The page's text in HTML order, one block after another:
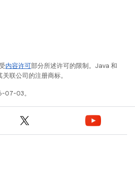
内容许可部分所述许可的限制。Java 和
联公司的注册商标。
07-03。